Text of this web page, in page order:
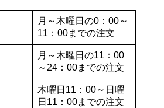
月～木曜日の0：00～
11：00までの注文
月～木曜日の11：00
～24：00までの注文
木曜日11：00～日曜
日11：00までの注文